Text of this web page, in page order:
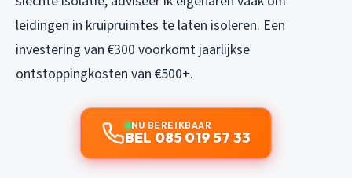
leidingen in kruipruimtes te laten isoleren. Een
investering van €300 voorkomt jaarlijkse
ontstoppingkosten van €500+.
NU BEREIKBAAR
BEL 085 019 57 33